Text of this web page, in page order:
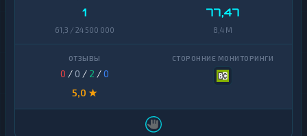
1
61,3 / 24 500 000
77,47
8,4 M
0 / 0 / 2 /0
5,0 ★